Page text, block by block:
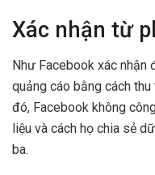
Xác nhận từ
Như Facebook xác
quảng cáo bằng cách
đó, Facebook không
liệu và cách họ chia sẻ
ba.